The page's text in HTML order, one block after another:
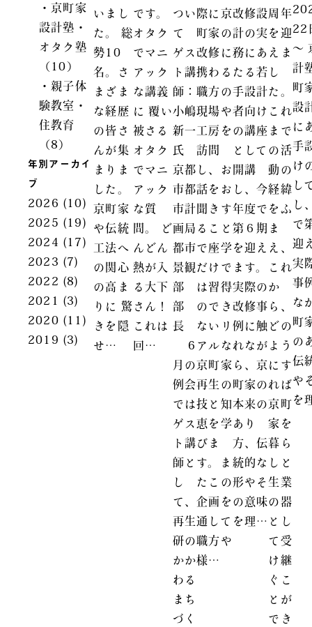
・京町家
設計塾・
オタク塾
（10）
・親子体
験教室・
住教育
（8）
年別アーカイ
ブ
2026 (10)
2025 (19)
2024 (17)
2023 (7)
2022 (8)
2021
(3)
2020 (11)
2019 (3)
いまし
た。 総
勢10
名。さ
まざま
な経歴
の皆さ
んが集
まりま
した。
京町家
や伝統
工法へ
の関心
の高ま
りに 驚
きを隠
せ…
です。
オタク
でマニ
アック
な講義
に 覆い
被さる
オタク
でマニ
アック
な質
問。 ど
んどん
熱が入
る大下
さん！
これは
回…
つい
て
ゲス
ト講
師：
小嶋
新一
氏
京都
市都
市計
画局
都市
景観
部
部
長
6
月の
例会
では
ゲス
ト講
師と
し
て、
再生
研の
かか
わる
まち
づく
際に京
町家の
改修に
携わる
職方の
現場や
工房を
訪問
し、お
話をお
聞きす
ること
で座学
だけで
は習得
のでき
ないリ
アルな
京町家
再生の
技と知
恵を学
びま
す。ま
たこの
企画を
通して
職方や
様…
改修設
計の実
務にあ
たる若
手設計
者向け
の講座
として
開講
し、今
年度で
第６期
を迎え
ます。
実際の
改修事
例に触
れなが
ら、京
町家の
本来の
あり
方、伝
統的な
形やそ
の意味
を理…
周年
を迎
えま
し
た。
これ
まで
の活
動の
経緯
をふ
ま
え、
これ
か
ら、
どの
よう
にす
れば
京町
家を
暮ら
しと
生業
の器
とし
て受
け継
ぐこ
とが
でき
22
～
計
町
設
に
手
け
し
し
で
迎
実
事
な
町
の
伝
や
を